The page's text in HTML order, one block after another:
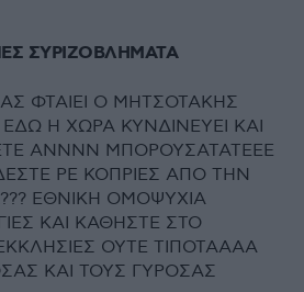
ΣΥΡΙΖΟΒΛΗΜΑΤΑ
ΦΤΑΙΕΙ Ο ΜΗΤΣΟΤΑΚΗΣ
Η ΧΩΡΑ ΚΥΝΔΙΝΕΥΕΙ ΚΑΙ
ΑΝΝΝΝ ΜΠΟΡΟΥΣΑΤΑΤΕΕΕ
ΡΕ ΚΟΠΡΙΕΣ ΑΠΟ ΤΗΝ
ΕΘΝΙΚΗ ΟΜΟΨΥΧΙΑ
ΚΑΙ ΚΑΘΗΣΤΕ ΣΤΟ
ΟΥΤΕ ΤΙΠΟΤΑΑΑΑ
ΚΑΙ ΤΟΥΣ ΓΥΡΟΣΑΣ